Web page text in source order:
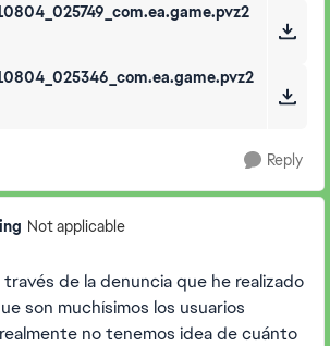
Reply
Not applicable
de la denuncia que he realizado
son muchísimos los usuarios
no tenemos idea de cuánto